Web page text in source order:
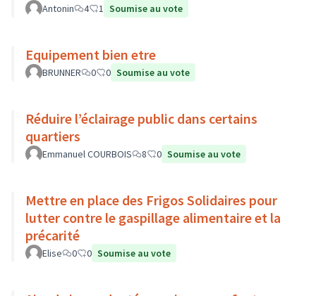
Antonin 4 1 Soumise au vote
Equipement bien etre
BRUNNER 0 0 Soumise au vote
Réduire l’éclairage public dans certains
quartiers
Emmanuel COURBOIS 8 0 Soumise au vote
Mettre en place des Frigos Solidaires pour
lutter contre le gaspillage alimentaire et la
précarité
Elise 0 0 Soumise au vote